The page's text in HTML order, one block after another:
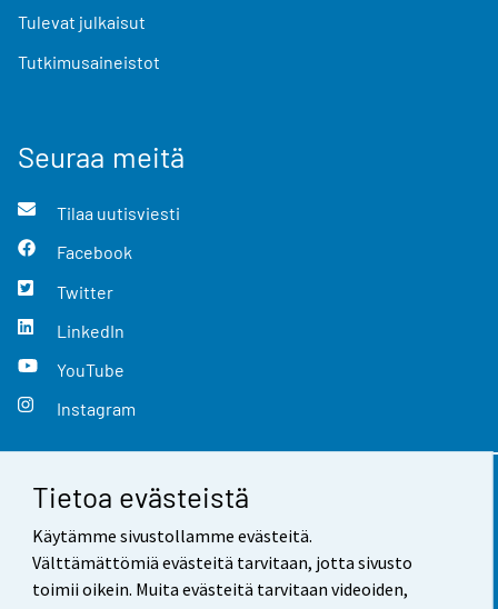
Tietoa evästeistä
Käytämme sivustollamme evästeitä.
Välttämättömiä evästeitä tarvitaan, jotta sivusto
toimii oikein. Muita evästeitä tarvitaan videoiden,
Tulevat julkaisut
Tutkimusaineistot
Seuraa meitä
Tilaa uutisviesti
Facebook
Twitter
LinkedIn
YouTube
Instagram
Yhteystiedot
Palaute
Käyttöehdot